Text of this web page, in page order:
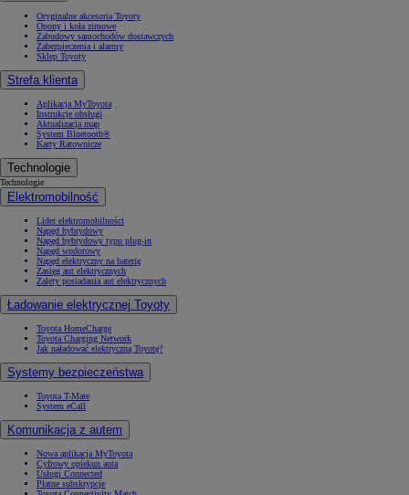
Oryginalne akcesoria Toyoty
Opony i koła zimowe
Zabudowy samochodów dostawczych
Zabezpieczenia i alarmy
Sklep Toyoty
Strefa klienta
Aplikacja MyToyota
Instrukcje obsługi
Aktualizacja map
System Bluetooth®
Karty Ratownicze
Technologie
Technologie
Elektromobilność
Lider elektromobilności
Napęd hybrydowy
Napęd hybrydowy typu plug-in
Napęd wodorowy
Napęd elektryczny na baterię
Zasięg aut elektrycznych
Zalety posiadania aut elektrycznych
Ładowanie elektrycznej Toyoty
Toyota HomeCharge
Toyota Charging Network
Jak naładować elektryczną Toyotę?
Systemy bezpieczeństwa
Toyota T-Mate
System eCall
Komunikacja z autem
Nowa aplikacja MyToyota
Cyfrowy opiekun auta
Usługi Connected
Płatne subskrypcje